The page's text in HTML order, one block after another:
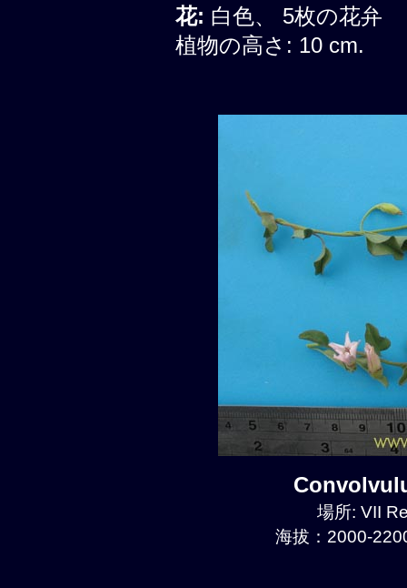
花: 白色、 5枚の花弁
植物の高さ: 10 cm.
場所: VII
海拔：2000-